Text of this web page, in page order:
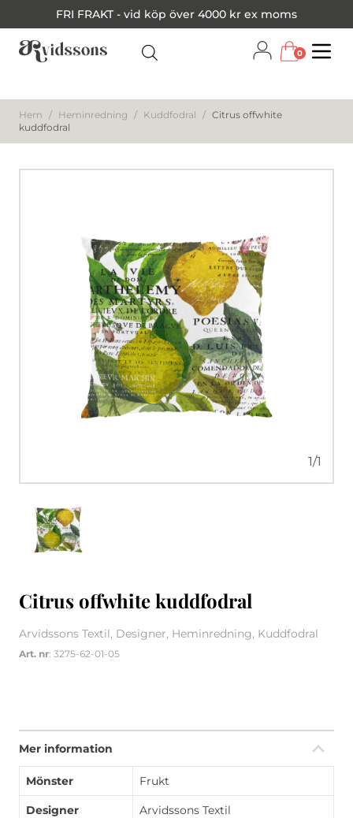
FRI FRAKT - vid köp över 4000 kr ex moms
0
Hem / Heminredning / Kuddfodral / Citrus offwhite
kuddfodral
1/1
Citrus offwhite kuddfodral
Arvidssons Textil, Designer, Heminredning, Kuddfodral
Art. nr: 3275-62-01-05
Mer information
Mönster Frukt
Designer Arvidssons Textil